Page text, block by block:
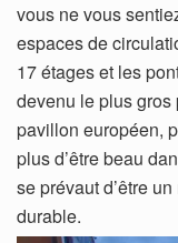
vous ne vous
espaces de
17 étages et les
devenu le plus
pavillon européen,
plus d’être beau
se prévaut d’être
durable.